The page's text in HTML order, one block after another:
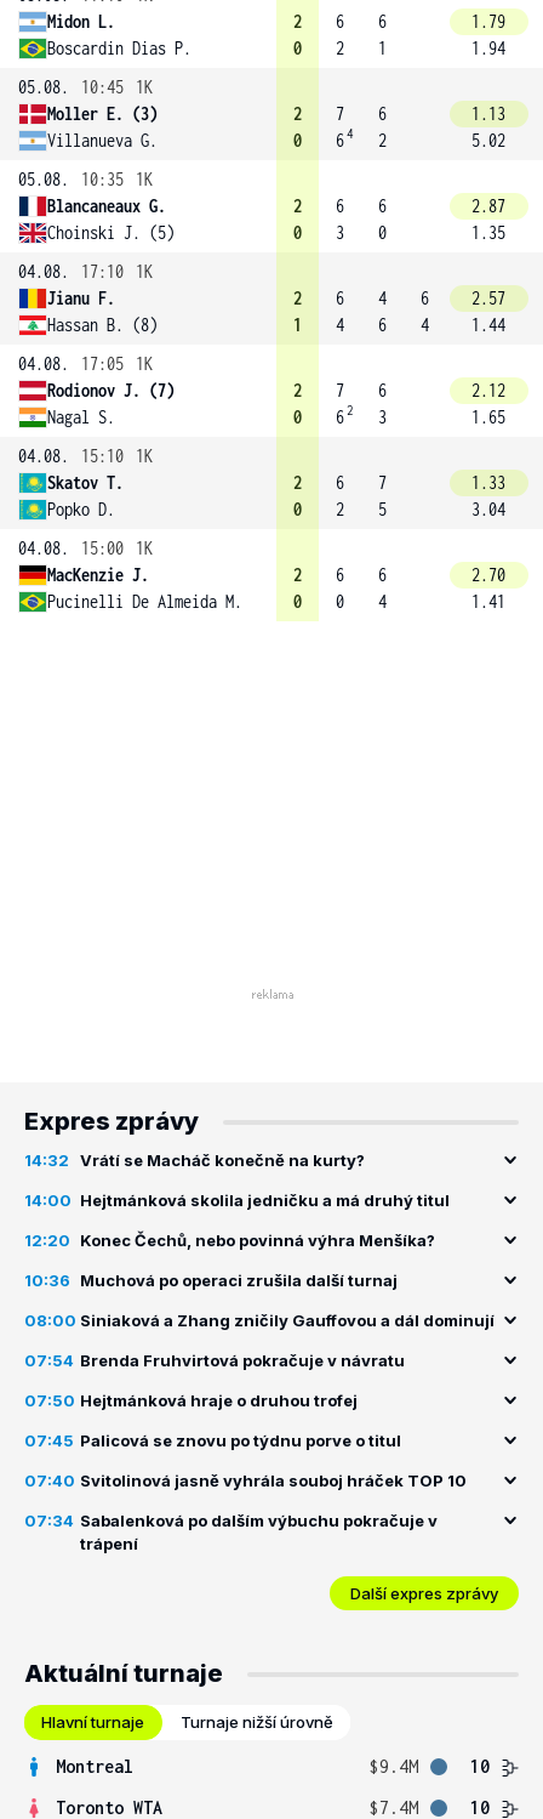
Midon L.
Boscardin Dias P.
2
0
6
2
6
1
1.79
1.94
05.08.
10:45
1K
Moller E. (3)
Villanueva G.
2
0
7
64
6
2
1.13
5.02
05.08.
10:35
1K
Blancaneaux G.
Choinski J. (5)
2
0
6
3
6
0
2.87
1.35
04.08.
17:10
1K
Jianu F.
Hassan B. (8)
2
1
6
4
4
6
6
4
2.57
1.44
04.08.
17:05
1K
Rodionov J. (7)
Nagal S.
2
0
7
62
6
3
2.12
1.65
04.08.
15:10
1K
Skatov T.
Popko D.
2
0
6
2
7
5
1.33
3.04
04.08.
15:00
1K
MacKenzie J.
Pucinelli De Almeida M.
2
0
6
0
6
4
2.70
1.41
Expres zprávy
14:32 Vrátí se Macháč konečně na kurty?
14:00 Hejtmánková skolila jedničku a má druhý titul
12:20 Konec Čechů, nebo povinná výhra Menšíka?
10:36 Muchová po operaci zrušila další turnaj
08:00 Siniaková a Zhang zničily Gauffovou a dál dominují
07:54 Brenda Fruhvirtová pokračuje v návratu
07:50 Hejtmánková hraje o druhou trofej
07:45 Palicová se znovu po týdnu porve o titul
07:40 Svitolinová jasně vyhrála souboj hráček TOP 10
07:34 Sabalenková po dalším výbuchu pokračuje v
trápení
Další expres zprávy
Aktuální turnaje
Hlavní turnaje Turnaje nižší úrovně
Montreal $9.4M
10
Toronto WTA
$7.4M 10